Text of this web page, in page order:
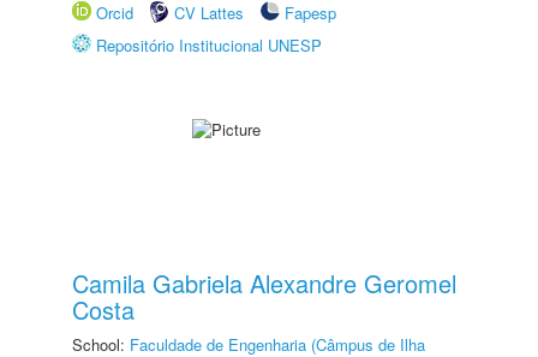
Orcid
CV Lattes
Fapesp
Repositório Institucional UNESP
Camila Gabriela Alexandre Geromel
Costa
School: Faculdade de Engenharia (Câmpus de Ilha